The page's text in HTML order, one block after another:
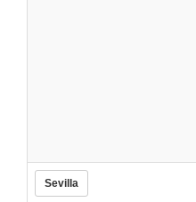
Sevilla